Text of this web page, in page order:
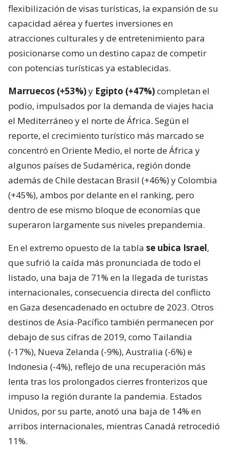
flexibilización de visas turísticas, la expansión de su
capacidad aérea y fuertes inversiones en
atracciones culturales y de entretenimiento para
posicionarse como un destino capaz de competir
con potencias turísticas ya establecidas.
Marruecos (+53%)y Egipto (+47%)completan el
podio, impulsados por la demanda de viajes hacia
el Mediterráneo y el norte de África. Según el
reporte, el crecimiento turístico más marcado se
concentró en Oriente Medio, el norte de África y
algunos países de Sudamérica, región donde
además de Chile destacan Brasil (+46%) y Colombia
(+45%), ambos por delante en el ranking, pero
dentro de ese mismo bloque de economías que
superaron largamente sus niveles prepandemia.
En el extremo opuesto de la tabla se ubica Israel,
que sufrió la caída más pronunciada de todo el
listado, una baja de 71% en la llegada de turistas
internacionales, consecuencia directa del conflicto
en Gaza desencadenado en octubre de 2023. Otros
destinos de Asia-Pacífico también permanecen por
debajo de sus cifras de 2019, como Tailandia
(-17%), Nueva Zelanda (-9%), Australia (-6%) e
Indonesia (-4%), reflejo de una recuperación más
lenta tras los prolongados cierres fronterizos que
impuso la región durante la pandemia. Estados
Unidos, por su parte, anotó una baja de 14% en
arribos internacionales, mientras Canadá retrocedió
11%.